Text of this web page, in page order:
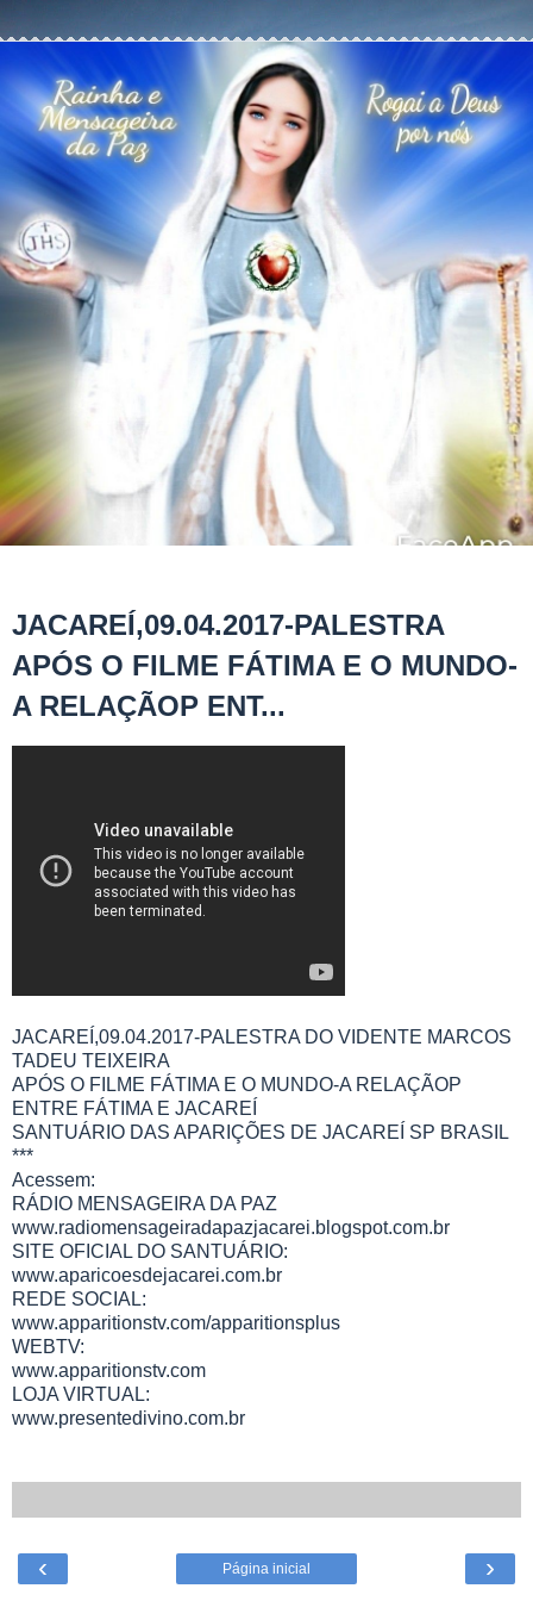
JACAREÍ,09.04.2017-PALESTRA
APÓS O FILME FÁTIMA E O MUNDO-
A RELAÇÃOP ENT...
JACAREÍ,09.04.2017-PALESTRA DO VIDENTE MARCOS
TADEU TEIXEIRA
APÓS O FILME FÁTIMA E O MUNDO-A RELAÇÃOP
ENTRE FÁTIMA E JACAREÍ
SANTUÁRIO DAS APARIÇÕES DE JACAREÍ SP BRASIL
***
Acessem:
RÁDIO MENSAGEIRA DA PAZ
www.radiomensageiradapazjacarei.blogspot.com.br
SITE OFICIAL DO SANTUÁRIO:
www.aparicoesdejacarei.com.br
REDE SOCIAL:
www.apparitionstv.com/apparitionsplus
WEBTV:
www.apparitionstv.com
LOJA VIRTUAL:
www.presentedivino.com.br
‹ ›
Página inicial